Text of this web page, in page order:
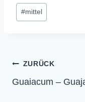
Schlagworte:
#mittel
ZURÜCK
Guaiacum –